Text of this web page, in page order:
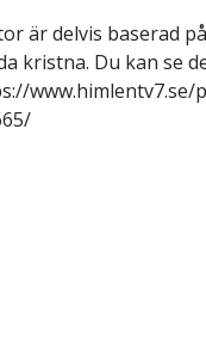
är delvis baserad
kristna. Du kan se